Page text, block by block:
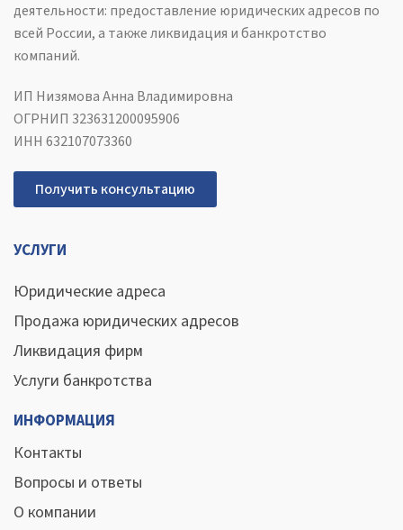
деятельности: предоставление юридических адресов по
всей России, а также ликвидация и банкротство
компаний.
ИП Низямова Анна Владимировна
ОГРНИП 323631200095906
ИНН 632107073360
Получить консультацию
УСЛУГИ
Юридические адреса
Продажа юридических адресов
Ликвидация фирм
Услуги банкротства
ИНФОРМАЦИЯ
Контакты
Вопросы и ответы
О компании